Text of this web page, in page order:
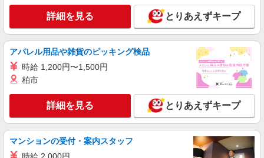
詳細を見る とりあえずキープ
アパレル用品や雑貨のピッキング検品
時給 1,200円〜1,500円
柏市
詳細を見る とりあえずキープ
マンションの受付・案内スタッフ